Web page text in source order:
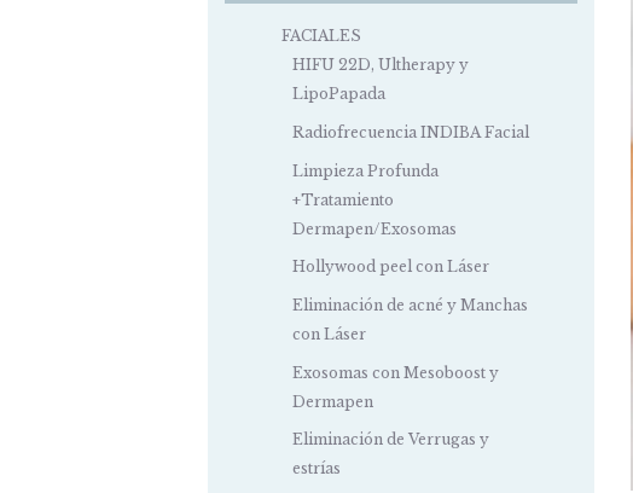
FACIALES
HIFU 22D, Ultherapy y
LipoPapada
Radiofrecuencia INDIBA Facial
Limpieza Profunda
+Tratamiento
Dermapen/Exosomas
Hollywood peel con Láser
Eliminación de acné y Manchas
con Láser
Exosomas con Mesoboost y
Dermapen
Eliminación de Verrugas y
estrías